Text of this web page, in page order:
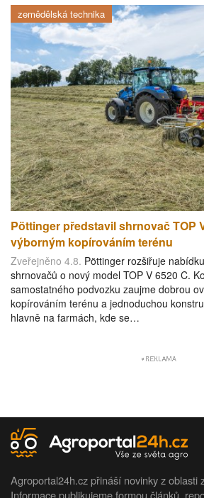
zemědělská technika
Pöttinger představil shrnovač TOP
výborným kopírováním terénu
Zveřejněno 4.8. Pöttinger rozšiřuje
shrnovačů o nový model TOP V 6520 C.
samostatného podvozku zaujme dobrou
kopírováním terénu a jednoduchou
hlavně na farmách, kde se…
Agroportal24h.cz přináší novinky z oblasti
Informace publikujeme formou článků,